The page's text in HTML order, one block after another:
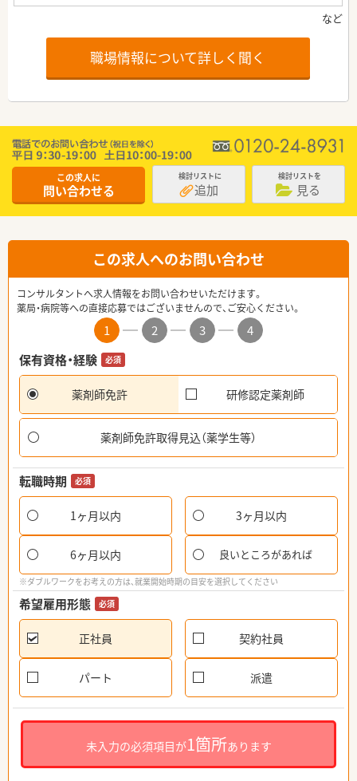
職場情報について詳しく聞く
この求人に
問い合わせる
検討リストに
追加
検討リストを
見る
この求人へのお問い合わせ
コンサルタントへ求人情報をお問い合わせいただけます。
薬局・病院等への直接応募ではございませんので、ご安心ください。
1 2 3
4
保有資格・経験
必須
薬剤師免許 研修認定薬剤師
薬剤師免許取得見込（薬学生等）
転職時期 必須
1ヶ月以内 3ヶ月以内
6ヶ月以内 良いところがあれば
※ダブルワークをお考えの方は、就業開始時期の目安を選択してください
希望雇用形態 必須
正社員 契約社員
パート 派遣
未入力の必須項目が1箇所あります